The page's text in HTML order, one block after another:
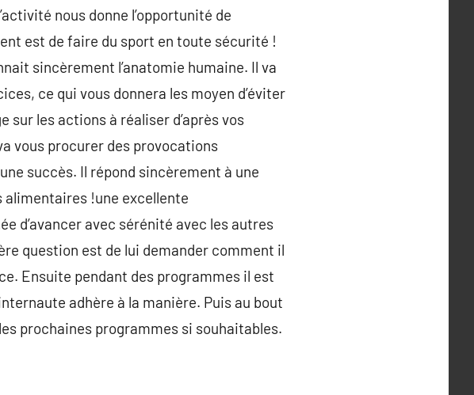
nous donne l’opportunité de
est de faire du sport en toute sécurité !
sincèrement l’anatomie humaine. Il va
ce qui vous donnera les moyen d’éviter
sur les actions à réaliser d’après vos
vous procurer des provocations
succès. Il répond sincèrement à une
alimentaires !une excellente
d’avancer avec sérénité avec les autres
question est de lui demander comment il
Ensuite pendant des programmes il est
adhère à la manière. Puis au bout
prochaines programmes si souhaitables.